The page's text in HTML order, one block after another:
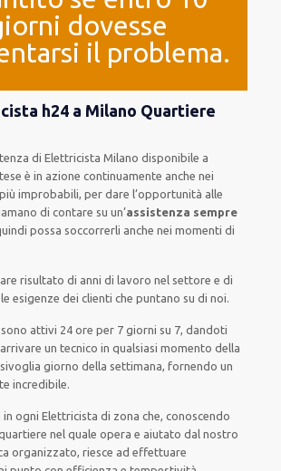
dovesse
il problema.
h24 a Milano Quartiere
di Elettricista Milanodisponibile a
èin azione continuamente anchenei
piùimprobabili, perdare l’opportunità alle
dicontare su un’assistenza sempre
possa soccorrerli anchenei momenti di
risultato di anni di lavoro nel settore e di
esigenzedei clienti che puntano su di noi.
sono attivi 24 oreper 7 giorni su 7, dandoti
arrivare untecnico inqualsiasi momento della
giorno della settimana, fornendo un
incredibile.
in ogni Elettricista di zona che, conoscendo
nel quale opera e aiutato dal nostro
organizzato, riesce ad effettuare